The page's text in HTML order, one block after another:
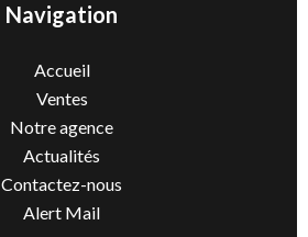
Navigation
Accueil
Ventes
Notre agence
Actualités
Contactez-nous
Alert Mail